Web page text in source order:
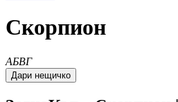
Скорпион
AБВГ